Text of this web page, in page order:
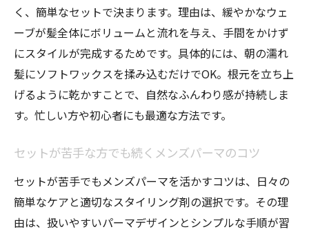
く、簡単なセットで決まります。理由は、緩やかなウェ
ーブが髪全体にボリュームと流れを与え、手間をかけず
にスタイルが完成するためです。具体的には、朝の濡れ
髪にソフトワックスを揉み込むだけでOK。根元を立ち上
げるように乾かすことで、自然なふんわり感が持続しま
す。忙しい方や初心者にも最適な方法です。
セットが苦手な方でも続くメンズパーマのコツ
セットが苦手でもメンズパーマを活かすコツは、日々の
簡単なケアと適切なスタイリング剤の選択です。その理
由は、扱いやすいパーマデザインとシンプルな手順が習